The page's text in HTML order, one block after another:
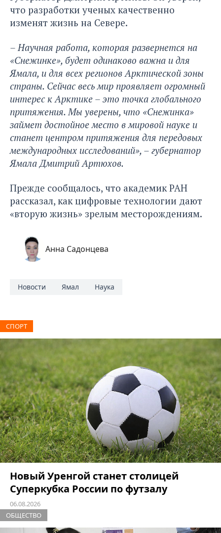
что разработки ученых качественно
изменят жизнь на Севере.
– Научная работа, которая развернется на
«Снежинке», будет одинаково важна и для
Ямала, и для всех регионов Арктической зоны
страны. Сейчас весь мир проявляет огромный
интерес к Арктике – это точка глобального
притяжения. Мы уверены, что «Снежинка»
займет достойное место в мировой науке и
станет центром притяжения для передовых
международных исследований», – губернатор
Ямала Дмитрий Артюхов.
Прежде сообщалось, что академик РАН
рассказал, как цифровые технологии дают
«вторую жизнь» зрелым месторождениям.
Анна Садонцева
Новости Ямал Наука
СПОРТ
Новый Уренгой станет столицей
Суперкубка России по футзалу
06.08.2026
ОБЩЕСТВО